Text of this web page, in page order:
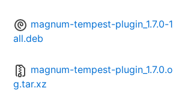
magnum-tempest-plugin_1.7.0-1_
all.deb
magnum-tempest-
g.tar.xz